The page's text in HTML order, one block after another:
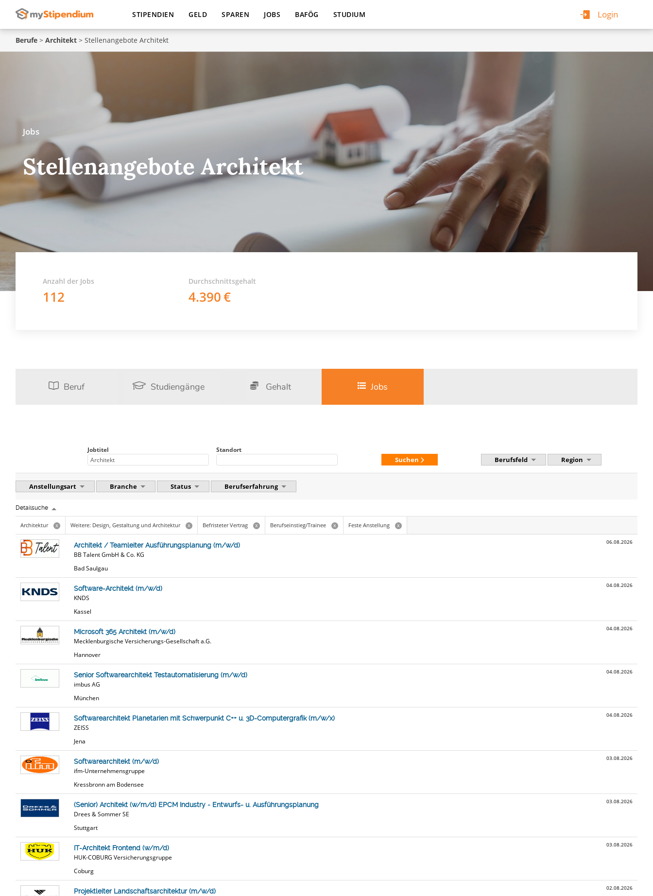
Login
STIPENDIEN GELD SPAREN JOBS BAFÖG STUDIUM
Berufe > Architekt > Stellenangebote Architekt
Jobs
Stellenangebote Architekt
Anzahl der Jobs
112
Durchschnittsgehalt
4.390
Beruf Studiengänge Gehalt Jobs
Jobtitel Standort
Suchen Berufsfeld Region
Anstellungsart Branche Status Berufserfahrung
Detailsuche
Architektur x Weitere: Design, Gestaltung und Architektur x Befristeter Vertrag x Berufseinstieg/Trainee x Feste Anstellung x
06.08.2026
Architekt / Teamleiter Ausführungsplanung (m/w/d)
BB Talent GmbH & Co. KG
Bad Saulgau
04.08.2026
Software-Architekt (m/w/d)
KNDS
Kassel
04.08.2026
Microsoft 365 Architekt (m/w/d)
Mecklenburgische Versicherungs-Gesellschaft a.G.
Hannover
04.08.2026
Senior Softwarearchitekt Testautomatisierung (m/w/d)
imbus AG
München
04.08.2026
Softwarearchitekt Planetarien mit Schwerpunkt C++ u. 3D-Computergrafik (m/w/x)
ZEISS
Jena
03.08.2026
Softwarearchitekt (m/w/d)
ifm-Unternehmensgruppe
Kressbronn am Bodensee
03.08.2026
(Senior) Architekt (w/m/d) EPCM Industry ‒ Entwurfs- u. Ausführungsplanung
Drees & Sommer SE
Stuttgart
03.08.2026
IT-Architekt Frontend (w/m/d)
HUK-COBURG Versicherungsgruppe
Coburg
02.08.2026
Projektleiter Landschaftsarchitektur (m/w/d)